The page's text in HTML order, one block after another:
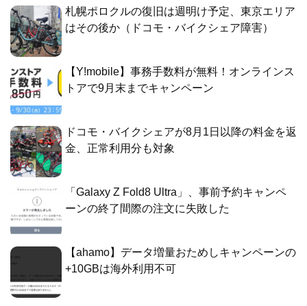
札幌ポロクルの復旧は週明け予定、東京エリア
はその後か（ドコモ・バイクシェア障害）
【Y!mobile】事務手数料が無料！オンラインス
トアで9月末までキャンペーン
ドコモ・バイクシェアが8月1日以降の料金を返
金、正常利用分も対象
「Galaxy Z Fold8 Ultra」、事前予約キャンペ
ーンの終了間際の注文に失敗した
【ahamo】データ増量おためしキャンペーンの
+10GBは海外利用不可